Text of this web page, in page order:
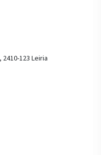
123 Leiria